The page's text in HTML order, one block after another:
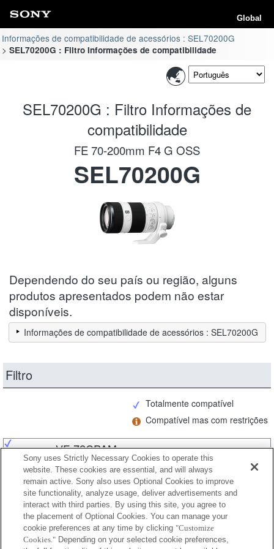
Global
Informações de compatibilidade de acessórios : SEL70200G
SEL70200G : Filtro Informações de compatibilidade
SEL70200G : Filtro Informações de
compatibilidade
FE 70-200mm F4 G OSS
SEL70200G
Dependendo do seu país ou região, alguns
produtos apresentados podem não estar
disponíveis.
Informações de compatibilidade de acessórios : SEL70200G
Filtro
Totalmente compatível
Compatível mas com restrições
VF-72CPAM
VF-72CPAM2
Sony uses Strictly Necessary Cookies to operate this
website. These cookies are essential, and will always
remain active. Sony also uses Optional Cookies to improve
site functionality, analyze usage, deliver advertisements and
interact with third parties. By using this site, you agree to
the placement of Optional Cookies. You can manage your
cookie preferences at any time by clicking "Customize
Cookies." Depending on your selected cookie preferences,